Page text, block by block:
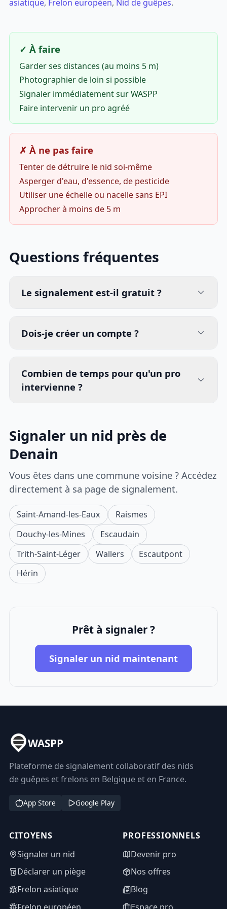
asiatique, Frelon européen, Nid de guêpes.
✓ À faire
Garder ses distances (au moins 5 m)
Photographier de loin si possible
Signaler immédiatement sur WASPP
Faire intervenir un pro agréé
✗ À ne pas faire
Tenter de détruire le nid soi-même
Asperger d'eau, d'essence, de pesticide
Utiliser une échelle ou nacelle sans EPI
Approcher à moins de 5 m
Questions fréquentes
Le signalement est-il gratuit ?
Dois-je créer un compte ?
Combien de temps pour qu'un pro
intervienne ?
Signaler un nid près de
Denain
Vous êtes dans une commune voisine ? Accédez
directement à sa page de signalement.
Saint-Amand-les-Eaux
Raismes
Douchy-les-Mines
Escaudain
Trith-Saint-Léger
Wallers
Escautpont
Hérin
Prêt à signaler ?
Signaler un nid maintenant
WASPP
Plateforme de signalement collaboratif des nids
de guêpes et frelons en Belgique et en France.
App Store Google Play
CITOYENS
Signaler un nid
Déclarer un piège
Frelon asiatique
PROFESSIONNELS
Devenir pro
Nos offres
Blog